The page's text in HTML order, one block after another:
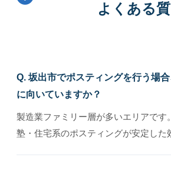
よくある
Q. 坂出市でポスティングを行う場
に向いていますか？
製造業ファミリー層が多いエリアです
塾・住宅系のポスティングが安定した